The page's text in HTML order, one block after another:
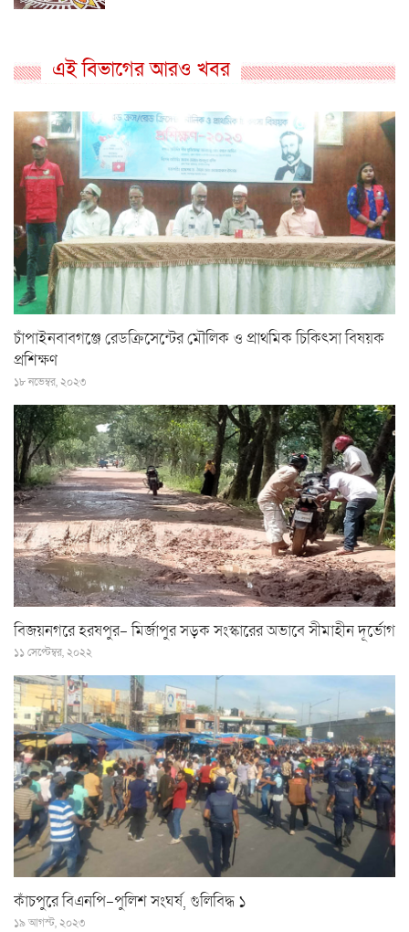
এই বিভাগের আরও খবর
চাঁপাইনবাবগঞ্জে রেডক্রিসেন্টের মৌলিক ও প্রাথমিক চিকিৎসা বিষয়ক
প্রশিক্ষণ
১৮ নভেম্বর, ২০২৩
বিজয়নগরে হরষপুর- মির্জাপুর সড়ক সংস্কারের অভাবে সীমাহীন দূর্ভোগ
১১ সেপ্টেম্বর, ২০২২
কাঁচপুরে বিএনপি-পুলিশ সংঘর্ষ, গুলিবিদ্ধ ১
১৯ আগস্ট, ২০২৩